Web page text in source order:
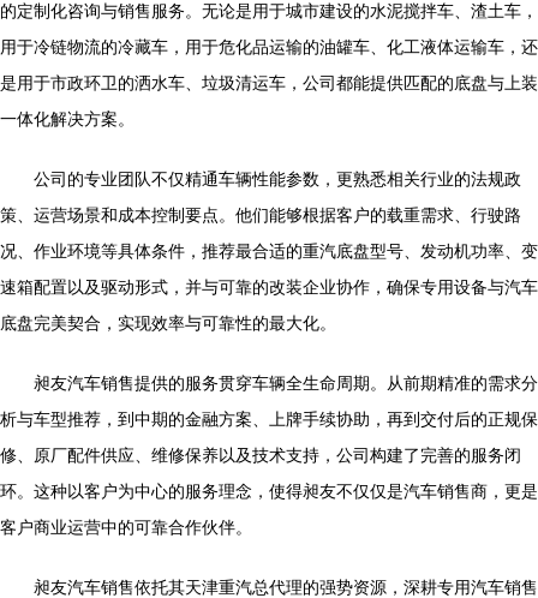
的定制化咨询与销售服务。无论是用于城市建设的水泥搅拌车、渣土车，
用于冷链物流的冷藏车，用于危化品运输的油罐车、化工液体运输车，还
是用于市政环卫的洒水车、垃圾清运车，公司都能提供匹配的底盘与上装
一体化解决方案。
公司的专业团队不仅精通车辆性能参数，更熟悉相关行业的法规政
策、运营场景和成本控制要点。他们能够根据客户的载重需求、行驶路
况、作业环境等具体条件，推荐最合适的重汽底盘型号、发动机功率、变
速箱配置以及驱动形式，并与可靠的改装企业协作，确保专用设备与汽车
底盘完美契合，实现效率与可靠性的最大化。
昶友汽车销售提供的服务贯穿车辆全生命周期。从前期精准的需求分
析与车型推荐，到中期的金融方案、上牌手续协助，再到交付后的正规保
修、原厂配件供应、维修保养以及技术支持，公司构建了完善的服务闭
环。这种以客户为中心的服务理念，使得昶友不仅仅是汽车销售商，更是
客户商业运营中的可靠合作伙伴。
昶友汽车销售依托其天津重汽总代理的强势资源，深耕专用汽车销售